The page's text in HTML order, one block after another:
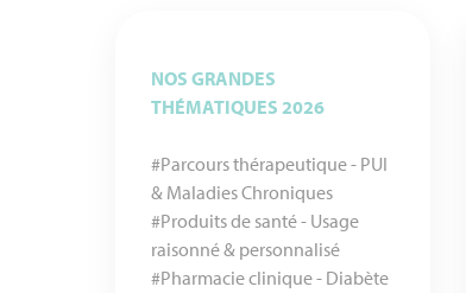
NOS GRANDES
THÉMATIQUES 2026
#Parcours thérapeutique - PUI
& Maladies Chroniques
#Produits de santé - Usage
raisonné & personnalisé
#Pharmacie clinique - Diabète